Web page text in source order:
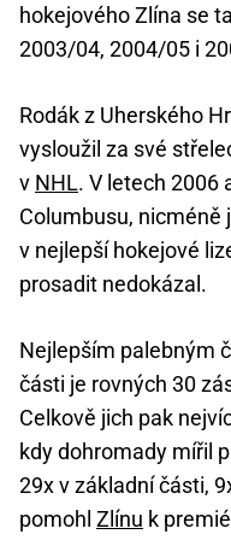
hokejového Zlína se
2003/04, 2004/05 i
Rodák z Uherského
vysloužil za své
v NHL. V letech 2006
Columbusu, nicméně
v nejlepší hokejové
prosadit nedokázal.
Nejlepším palebným
části je rovných 30
Celkově jich pak
kdy dohromady mířil
29x v základní části,
pomohl Zlínu k